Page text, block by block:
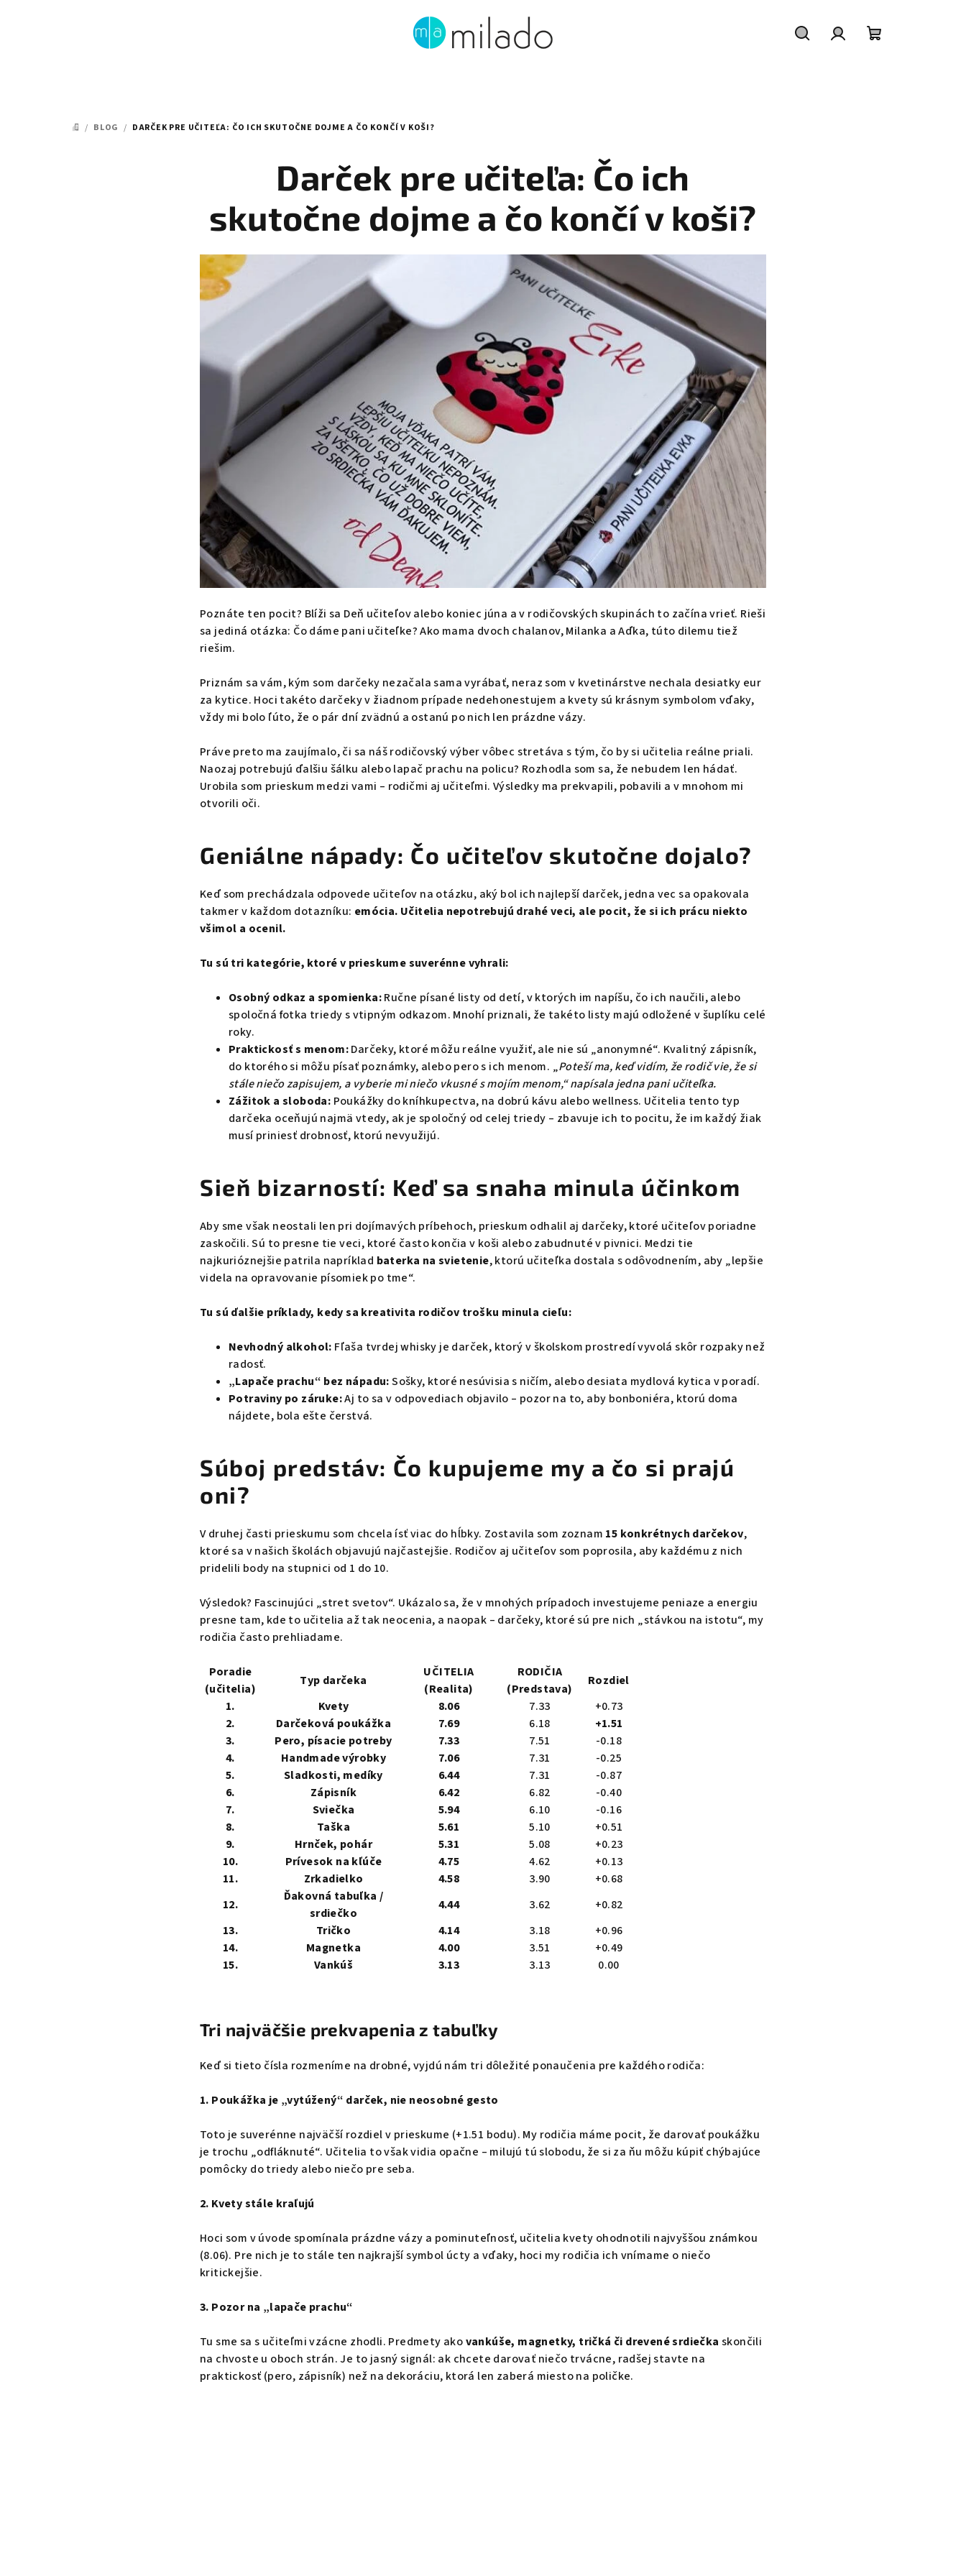
DOMOV
/ BLOG / DARČEK PRE UČITEĽA: ČO ICH SKUTOČNE DOJME A ČO KONČÍ V KOŠI?
Darček pre učiteľa: Čo ich
skutočne dojme a čo končí v koši?
Poznáte ten pocit? Blíži sa Deň učiteľov alebo koniec júna a v rodičovských skupinách to začína vrieť. Rieši
sa jediná otázka: Čo dáme pani učiteľke? Ako mama dvoch chalanov, Milanka a Aďka, túto dilemu tiež
riešim.
Priznám sa vám, kým som darčeky nezačala sama vyrábať, neraz som v kvetinárstve nechala desiatky eur
za kytice. Hoci takéto darčeky v žiadnom prípade nedehonestujem a kvety sú krásnym symbolom vďaky,
vždy mi bolo ľúto, že o pár dní zvädnú a ostanú po nich len prázdne vázy.
Práve preto ma zaujímalo, či sa náš rodičovský výber vôbec stretáva s tým, čo by si učitelia reálne priali.
Naozaj potrebujú ďalšiu šálku alebo lapač prachu na policu? Rozhodla som sa, že nebudem len hádať.
Urobila som prieskum medzi vami – rodičmi aj učiteľmi. Výsledky ma prekvapili, pobavili a v mnohom mi
otvorili oči.
Geniálne nápady: Čo učiteľov skutočne dojalo?
Keď som prechádzala odpovede učiteľov na otázku, aký bol ich najlepší darček, jedna vec sa opakovala
takmer v každom dotazníku: emócia. Učitelia nepotrebujú drahé veci, ale pocit, že si ich prácu niekto
všimol a ocenil.
Tu sú tri kategórie, ktoré v prieskume suverénne vyhrali:
Osobný odkaz a spomienka:Ručne písané listy od detí, v ktorých im napíšu, čo ich naučili, alebo
spoločná fotka triedy s vtipným odkazom. Mnohí priznali, že takéto listy majú odložené v šuplíku celé
roky.
Praktickosť s menom:Darčeky, ktoré môžu reálne využiť, ale nie sú „anonymné“. Kvalitný zápisník,
do ktorého si môžu písať poznámky, alebo pero s ich menom. „Poteší ma, keď vidím, že rodič vie, že si
stále niečo zapisujem, a vyberie mi niečo vkusné s mojím menom,“ napísala jedna pani učiteľka.
Zážitok a sloboda: Poukážky do kníhkupectva, na dobrú kávu alebo wellness. Učitelia tento typ
darčeka oceňujú najmä vtedy, ak je spoločný od celej triedy – zbavuje ich to pocitu, že im každý žiak
musí priniesť drobnosť, ktorú nevyužijú.
Sieň bizarností: Keď sa snaha minula účinkom
Aby sme však neostali len pri dojímavých príbehoch, prieskum odhalil aj darčeky, ktoré učiteľov poriadne
zaskočili. Sú to presne tie veci, ktoré často končia v koši alebo zabudnuté v pivnici. Medzi tie
najkurióznejšie patrila napríklad baterka na svietenie, ktorú učiteľka dostala s odôvodnením, aby „lepšie
videla na opravovanie písomiek po tme“.
Tu sú ďalšie príklady, kedy sa kreativita rodičov trošku minula cieľu:
Nevhodný alkohol: Fľaša tvrdej whisky je darček, ktorý v školskom prostredí vyvolá skôr rozpaky než
radosť.
„Lapače prachu“ bez nápadu:Sošky, ktoré nesúvisia s ničím, alebo desiata mydlová kytica v poradí.
Potraviny po záruke:Aj to sa v odpovediach objavilo – pozor na to, aby bonboniéra, ktorú doma
nájdete, bola ešte čerstvá.
Súboj predstáv: Čo kupujeme my a čo si prajú
oni?
V druhej časti prieskumu som chcela ísť viac do hĺbky. Zostavila som zoznam 15 konkrétnych darčekov,
ktoré sa v našich školách objavujú najčastejšie. Rodičov aj učiteľov som poprosila, aby každému z nich
pridelili body na stupnici od 1 do 10.
Výsledok? Fascinujúci „stret svetov“. Ukázalo sa, že v mnohých prípadoch investujeme peniaze a energiu
presne tam, kde to učitelia až tak neocenia, a naopak – darčeky, ktoré sú pre nich „stávkou na istotu“, my
rodičia často prehliadame.
Poradie
(učitelia)
Typ darčeka
UČITELIA
(Realita)
RODIČIA
(Predstava)
Rozdiel
1.
Kvety 8.06 7.33
+0.73
2.
Darčeková poukážka 7.69 6.18
+1.51
3.
Pero, písacie potreby 7.33 7.51
-0.18
4.
Handmade výrobky 7.06 7.31
-0.25
5.
Sladkosti, medíky 6.44 7.31
-0.87
6.
Zápisník 6.42 6.82
-0.40
7.
Sviečka 5.94 6.10
-0.16
8.
Taška 5.61 5.10
+0.51
9.
Hrnček, pohár 5.31 5.08
+0.23
10.
Prívesok na kľúče 4.75 4.62
+0.13
11.
Zrkadielko 4.58 3.90
+0.68
12.
Ďakovná tabuľka /
srdiečko
4.44 3.62
+0.82
13.
Tričko 4.14 3.18
+0.96
14.
Magnetka 4.00 3.51
+0.49
15.
Vankúš 3.13 3.13 0.00
Tri najväčšie prekvapenia z tabuľky
Keď si tieto čísla rozmeníme na drobné, vyjdú nám tri dôležité ponaučenia pre každého rodiča:
1. Poukážka je „vytúžený“ darček, nie neosobné gesto
Toto je suverénne najväčší rozdiel v prieskume (+1.51 bodu). My rodičia máme pocit, že darovať poukážku
je trochu „odfláknuté“. Učitelia to však vidia opačne – milujú tú slobodu, že si za ňu môžu kúpiť chýbajúce
pomôcky do triedy alebo niečo pre seba.
2. Kvety stále kraľujú
Hoci som v úvode spomínala prázdne vázy a pominuteľnosť, učitelia kvety ohodnotili najvyššou známkou
(8.06). Pre nich je to stále ten najkrajší symbol úcty a vďaky, hoci my rodičia ich vnímame o niečo
kritickejšie.
3. Pozor na „lapače prachu“
Tu sme sa s učiteľmi vzácne zhodli. Predmety akovankúše, magnetky, tričká či drevené srdiečka skončili
na chvoste u oboch strán. Je to jasný signál: ak chcete darovať niečo trvácne, radšej stavte na
praktickosť (pero, zápisník) než na dekoráciu, ktorá len zaberá miesto na poličke.